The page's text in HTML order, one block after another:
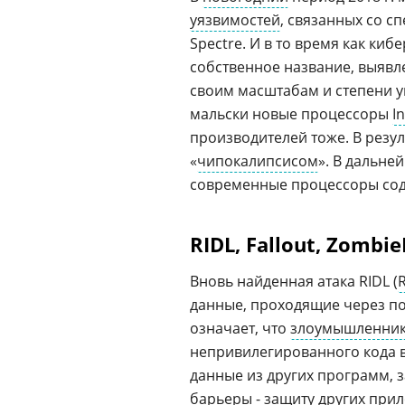
уязвимостей, связанных со
Spectre. И в то время как
собственное название,
своим масштабам и степени
мальски новые процессоры
производителей тоже. В
«чипокалипсисом». В
современные процессоры
RIDL, Fallout,
Вновь найденная атака RIDL (
данные, проходящие через
означает, что
непривилегированного кода
данные из других
барьеры - защиту других